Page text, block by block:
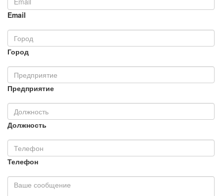
Email
Город
Предприятие
Должность
Телефон